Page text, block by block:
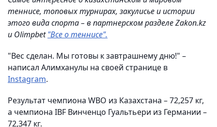
теннисе, топовых турнирах, закулисье и истории
этого вида спорта – в партнерском разделе Zakon.kz
и Olimpbet"Все о теннисе".
"Вес сделан. Мы готовы к завтрашнему дню!" –
написал Алимханулы на своей странице в
Instagram.
Результат чемпиона WBO из Казахстана – 72,257 кг,
а чемпиона IBF Винченцо Гуальтьери из Германии –
72,347 кг.